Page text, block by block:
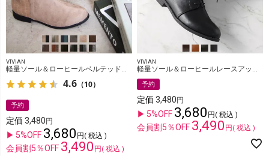
VIVIAN
軽量ソール＆ローヒールベルテッドショートブーツ
4.6 （10）
予約
定価 3,480
5%OFF 3,680 税込
会員割5％OFF 3,490 税込
VIVIAN
軽量ソール＆ローヒールレースアップショート袴ブーツ
予約
定価 3,480
5%OFF 3,680 税込
会員割5％OFF 3,490 税込